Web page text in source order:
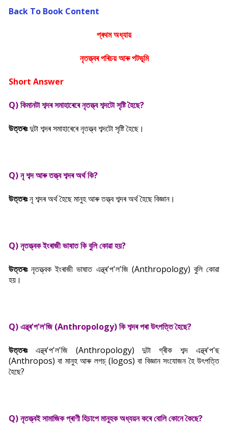
Back To Book Content
প্ৰথম অধ্যায়
নৃতত্ত্বৰ পৰিচয় আৰু পটভূমি
Short Answer
Q) কিমানটা শব্দৰ সমাহাৰেৰে নৃতত্ত্ব শব্দটো সৃষ্টি হৈছে?
উত্তৰঃদুটা শব্দৰ সমাহাৰেৰে নৃতত্ত্ব শব্দটো সৃষ্টি হৈছে।
Q) নৃ শব্দ আৰু তত্ত্ব শব্দৰ অৰ্থ কি?
উত্তৰঃনৃ শব্দৰ অৰ্থ হৈছে মানুহ আৰু তত্ত্ব শব্দৰ অৰ্থ হৈছে বিজ্ঞান।
Q) নৃতত্ত্বক ইংৰাজী ভাষাত কি বুলি কোৱা হয়?
উত্তৰঃনৃতত্ত্বক ইংৰাজী ভাষাত এন্থ্ৰ'প'ল'জি (Anthropology) বুলি কোৱা
হয়।
Q)এন্থ্ৰ'প'ল'জি (Anthropology) কি শব্দৰ পৰা উৎপত্তি হৈছে?
উত্তৰঃএন্থ্ৰ'প'ল'জি (Anthropology) দুটা গ্ৰীক শব্দ এন্থ্ৰ'প'ছ
(Anthropos) বা মানুহ আৰু লগচ্ (logos) বা বিজ্ঞান সংযোজন হৈ উৎপত্তি
হৈছে?
Q) নৃতত্ত্বই সামাজিক প্ৰাণী হিচাপে মানুহক অধ্যয়ন কৰে বোলি কোনে কৈছে?